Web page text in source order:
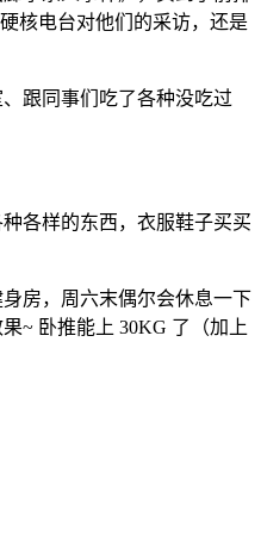
核电台对他们的采访，还是
跟同事们吃了各种没吃过
各样的东西，衣服鞋子买买
房，周六末偶尔会休息一下
~ 卧推能上 30KG 了（加上